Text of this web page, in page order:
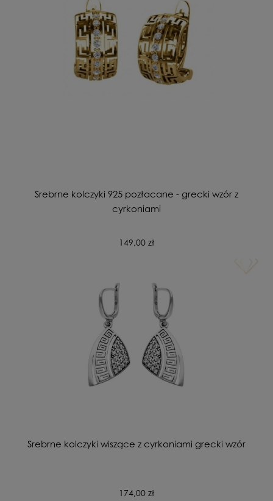
Srebrne kolczyki 925 pozłacane - grecki wzór z
cyrkoniami
149,00 zł
Srebrne kolczyki wiszące z cyrkoniami grecki wzór
174,00 zł